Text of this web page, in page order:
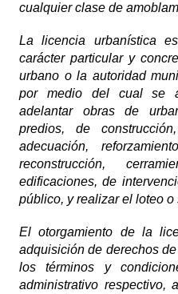
cualquier clase de
La licencia urbanística
carácter particular y
urbano o la autoridad
por medio del cual se
adelantar obras de
predios, de
adecuación,
reconstrucción,
edificaciones, de
público, y realizar el loteo
El otorgamiento de la
adquisición de derechos
los términos y
administrativo respectivo,